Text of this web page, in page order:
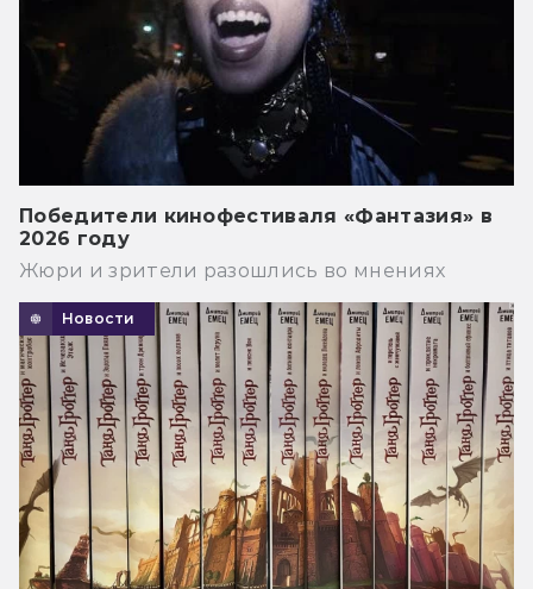
Победители кинофестиваля «Фантазия» в
2026 году
Жюри и зрители разошлись во мнениях
Новости